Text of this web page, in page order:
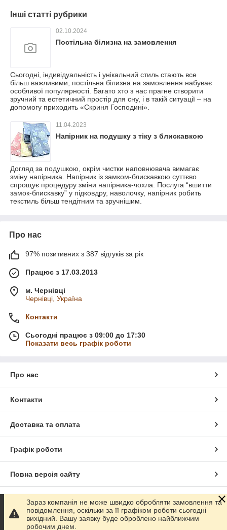
Інші статті рубрики
02.10.2024
Постільна білизна на замовлення
Сьогодні, індивідуальність і унікальний стиль стають все
більш важливими, постільна білизна на замовлення набуває
особливої ​​популярності. Багато хто з нас прагне створити
зручний та естетичний простір для сну, і в такій ситуації – на
допомогу приходить «Скриня Господині».
11.04.2023
Напірник на подушку з тіку з блискавкою
Догляд за подушкою, окрім чистки наповнювача вимагає
зміну напірника. Напірник із замком-блискавкою суттєво
спрощує процедуру зміни напірника-чохла. Послуга “вшитти
замок-блискавку” у підковдру, наволочку, напірник робить
текстиль більш тендітним та зручнішим.
Про нас
97% позитивних з 387 відгуків за рік
Працює з 17.03.2013
м. Чернівці
Чернівці, Україна
Контакти
Сьогодні працює з 09:00 до 17:30
Показати весь графік роботи
Про нас
Контакти
Доставка та оплата
Графік роботи
Повна версія сайту
Сайт створено на маркетплейсіProm.ua
Політика конфіденційності
Зараз компанія не може швидко обробляти замовлення та
повідомлення, оскільки за її графіком роботи сьогодні
вихідний. Вашу заявку буде оброблено найближчим
робочим днем.